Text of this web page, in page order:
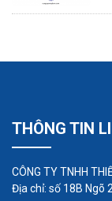
Các ứng
Bơm hóa
ngành công
Ngành
THÔNG TIN
CÔNG TY TNHH
Địa chỉ: số 18B Ngõ